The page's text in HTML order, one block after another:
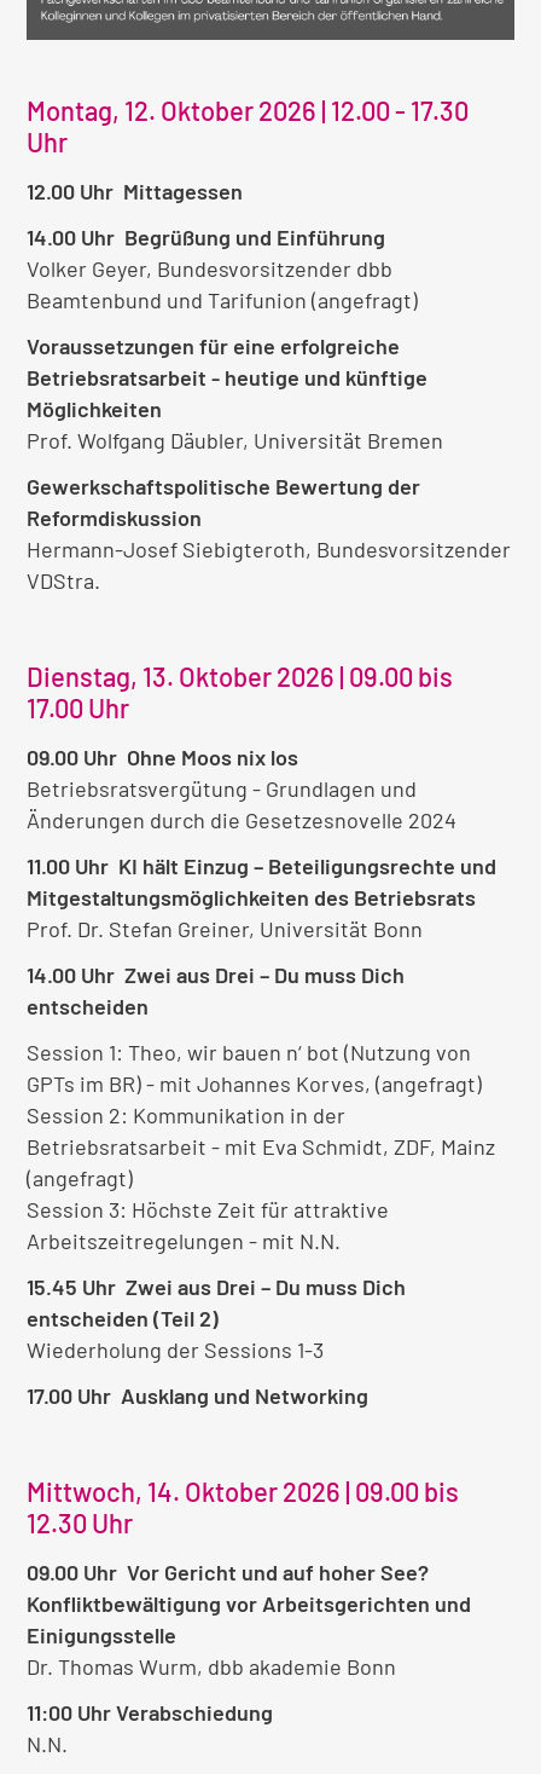
Montag, 12. Oktober 2026 | 12.00 - 17.30
Uhr
12.00 Uhr Mittagessen
14.00 Uhr Begrüßung und Einführung
Volker Geyer, Bundesvorsitzender dbb
Beamtenbund und Tarifunion (angefragt)
Voraussetzungen für eine erfolgreiche
Betriebsratsarbeit - heutige und künftige
Möglichkeiten
Prof. Wolfgang Däubler, Universität Bremen
Gewerkschaftspolitische Bewertung der
Reformdiskussion
Hermann-Josef Siebigteroth, Bundesvorsitzender
VDStra.
Dienstag, 13. Oktober 2026 | 09.00 bis
17.00 Uhr
09.00 Uhr Ohne Moos nix los
Betriebsratsvergütung - Grundlagen und
Änderungen durch die Gesetzesnovelle 2024
11.00 Uhr KI hält Einzug – Beteiligungsrechte und
Mitgestaltungsmöglichkeiten des Betriebsrats
Prof. Dr. Stefan Greiner, Universität Bonn
14.00 Uhr Zwei aus Drei – Du muss Dich
entscheiden
Session 1: Theo, wir bauen n‘ bot (Nutzung von
GPTs im BR) - mit Johannes Korves, (angefragt)
Session 2: Kommunikation in der
Betriebsratsarbeit - mit Eva Schmidt, ZDF, Mainz
(angefragt)
Session 3: Höchste Zeit für attraktive
Arbeitszeitregelungen - mit N.N.
15.45 Uhr Zwei aus Drei – Du muss Dich
entscheiden (Teil 2)
Wiederholung der Sessions 1-3
17.00 Uhr Ausklang und Networking
Mittwoch, 14. Oktober 2026 | 09.00 bis
12.30 Uhr
09.00 Uhr Vor Gericht und auf hoher See?
Konfliktbewältigung vor Arbeitsgerichten und
Einigungsstelle
Dr. Thomas Wurm, dbb akademie Bonn
11:00 Uhr Verabschiedung
N.N.